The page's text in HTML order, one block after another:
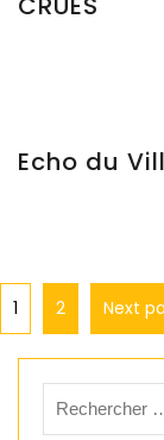
Echo du
1 2 Next